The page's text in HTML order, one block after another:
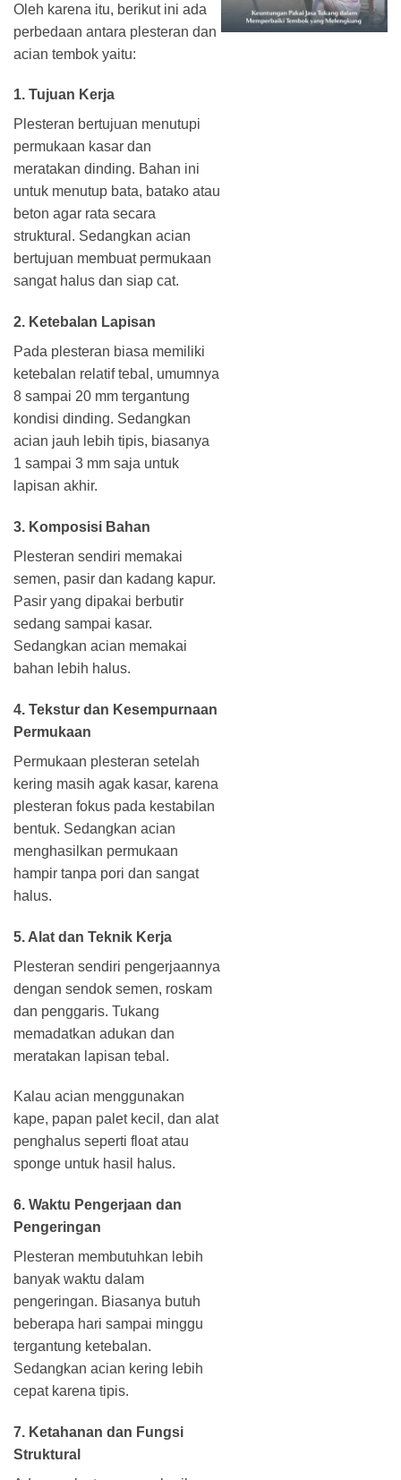
Oleh karena itu, berikut ini ada
perbedaan antara plesteran dan
acian tembok yaitu:
1. Tujuan Kerja
Plesteran bertujuan menutupi
permukaan kasar dan
meratakan dinding. Bahan ini
untuk menutup bata, batako atau
beton agar rata secara
struktural. Sedangkan acian
bertujuan membuat permukaan
sangat halus dan siap cat.
2. Ketebalan Lapisan
Pada plesteran biasa memiliki
ketebalan relatif tebal, umumnya
8 sampai 20 mm tergantung
kondisi dinding. Sedangkan
acian jauh lebih tipis, biasanya
1 sampai 3 mm saja untuk
lapisan akhir.
3. Komposisi Bahan
Plesteran sendiri memakai
semen, pasir dan kadang kapur.
Pasir yang dipakai berbutir
sedang sampai kasar.
Sedangkan acian memakai
bahan lebih halus.
4. Tekstur dan Kesempurnaan
Permukaan
Permukaan plesteran setelah
kering masih agak kasar, karena
plesteran fokus pada kestabilan
bentuk. Sedangkan acian
menghasilkan permukaan
hampir tanpa pori dan sangat
halus.
5. Alat dan Teknik Kerja
Plesteran sendiri pengerjaannya
dengan sendok semen, roskam
dan penggaris. Tukang
memadatkan adukan dan
meratakan lapisan tebal.
Kalau acian menggunakan
kape, papan palet kecil, dan alat
penghalus seperti float atau
sponge untuk hasil halus.
6. Waktu Pengerjaan dan
Pengeringan
Plesteran membutuhkan lebih
banyak waktu dalam
pengeringan. Biasanya butuh
beberapa hari sampai minggu
tergantung ketebalan.
Sedangkan acian kering lebih
cepat karena tipis.
7. Ketahanan dan Fungsi
Struktural